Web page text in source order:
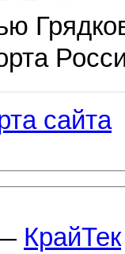
сайта
КрайТек